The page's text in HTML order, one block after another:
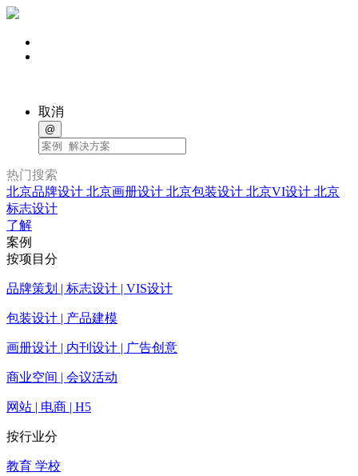
取消
@
热门搜索
北京品牌设计 北京画册设计 北京包装设计 北京VI设计 北京
标志设计
了解
案例
按项目分
品牌策划 | 标志设计 | VIS设计
包装设计 | 产品建模
画册设计 | 内刊设计 | 广告创意
商业空间 | 会议活动
网站 | 电商 | H5
按行业分
教育 学校